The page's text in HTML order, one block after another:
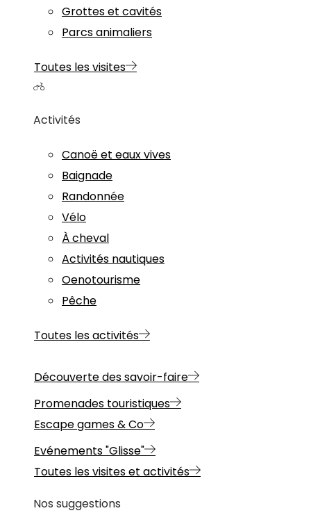
Grottes et cavités
Parcs animaliers
Toutes les visites
Activités
Canoë et eaux vives
Baignade
Randonnée
Vélo
À cheval
Activités nautiques
Oenotourisme
Pêche
Toutes les activités
Découverte des savoir-faire
Promenades touristiques
Escape games & Co
Evénements "Glisse"
Toutes les visites et activités
Nos suggestions